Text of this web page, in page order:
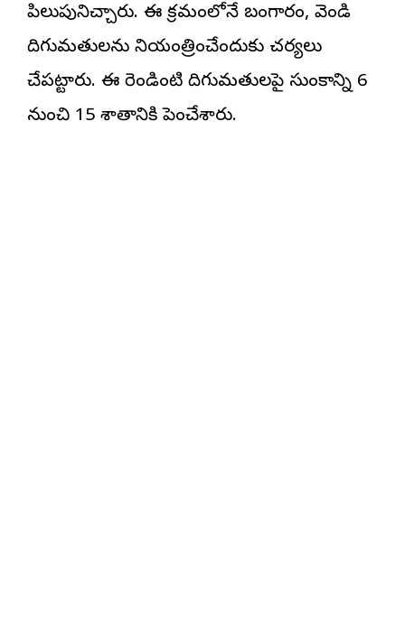
పిలుపునిచ్చారు. ఈ క్రమంలోనే బంగారం, వెండి
దిగుమతులను నియంత్రించేందుకు చర్యలు
చేపట్టారు. ఈ రెండింటి దిగుమతులపై సుంకాన్ని 6
నుంచి 15 శాతానికి పెంచేశారు.